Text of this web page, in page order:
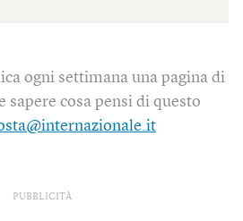
ogni settimana una pagina di
sapere cosa pensi di questo
PUBBLICITÀ